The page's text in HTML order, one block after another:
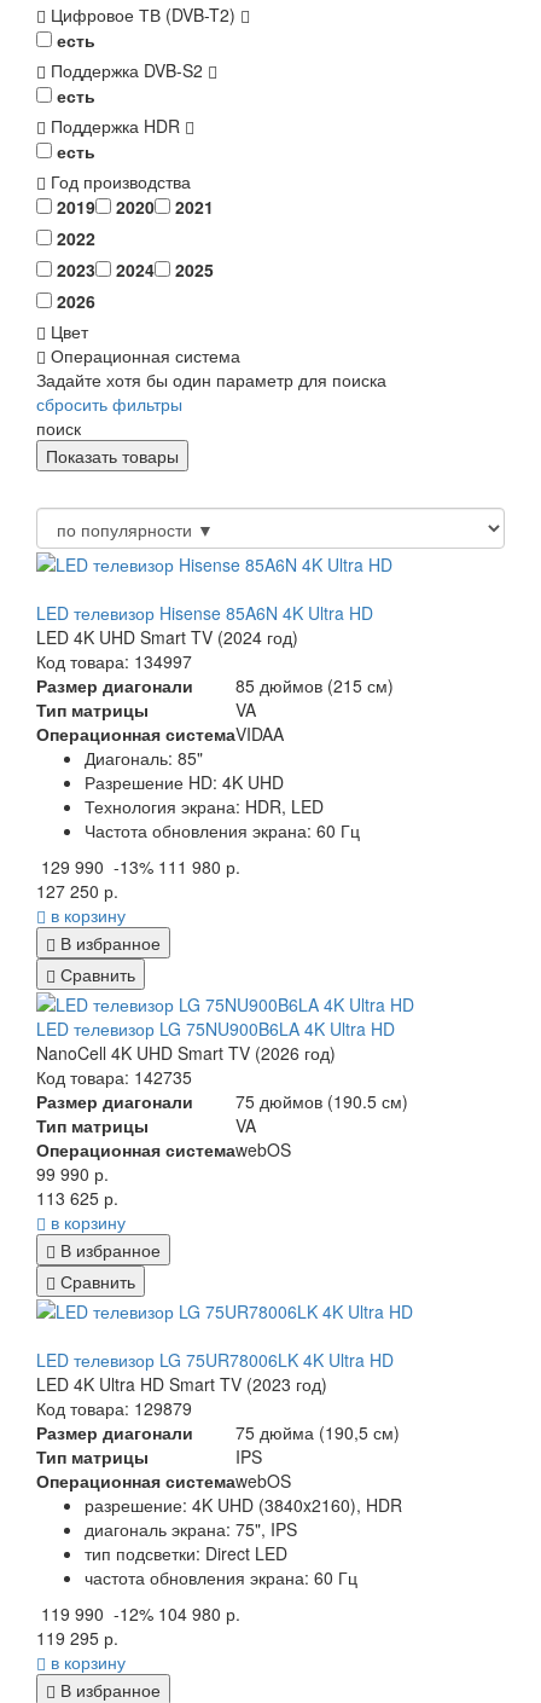
Цифровое ТВ (DVB-T2)
есть
Поддержка DVB-S2
есть
Поддержка HDR
есть
Год производства
2019
2020
2021
2022
2023
2024
2025
2026
Цвет
Операционная система
Задайте хотя бы один параметр для поиска
сбросить фильтры
поиск
LED телевизор Hisense 85A6N 4K Ultra HD
LED 4K UHD Smart TV (2024 год)
Код товара: 134997
Размер диагонали
85 дюймов (215 см)
Тип матрицы
VA
Операционная системаVIDAA
Диагональ: 85"
Разрешение HD: 4K UHD
Технология экрана: HDR, LED
Частота обновления экрана: 60 Гц
129 990 -13% 111 980 р.
127 250 р.
в корзину
В избранное
Сравнить
LED телевизор LG 75NU900B6LA 4K Ultra HD
NanoCell 4K UHD Smart TV (2026 год)
Код товара: 142735
Размер диагонали
75 дюймов (190.5 см)
Тип матрицы
VA
Операционная системаwebOS
99 990 р.
113 625 р.
в корзину
В избранное
Сравнить
LED телевизор LG 75UR78006LK 4K Ultra HD
LED 4K Ultra HD Smart TV (2023 год)
Код товара: 129879
Размер диагонали
75 дюйма (190,5 см)
Тип матрицы
IPS
Операционная системаwebOS
разрешение: 4K UHD (3840x2160), HDR
диагональ экрана: 75", IPS
тип подсветки: Direct LED
частота обновления экрана: 60 Гц
119 990 -12% 104 980 р.
119 295 р.
в корзину
В избранное